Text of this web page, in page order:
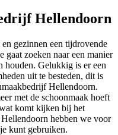
Hellendoorn
gezinnen een tijdrovende
zoeken naar een manier
houden. Gelukkig is er een
uit te besteden, dit is
Hellendoorn.
met de schoonmaak hoeft
komt kijken bij het
hebben we voor
kunt gebruiken.